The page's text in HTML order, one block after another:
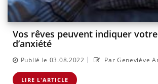
Vos rêves peuvent indiquer
d’anxiété
Publié le 03.08.2022 | Par Geneviève
LIRE L'ARTICLE